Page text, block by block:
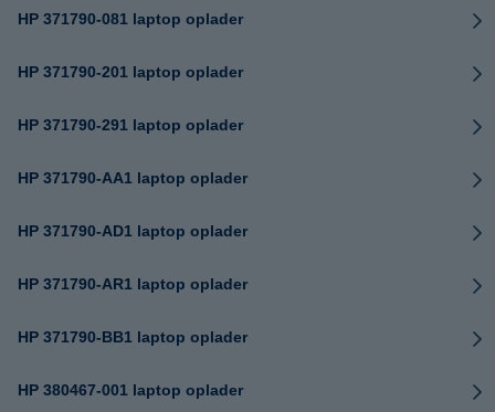
HP 371790-081 laptop oplader
HP 371790-201 laptop oplader
HP 371790-291 laptop oplader
HP 371790-AA1 laptop oplader
HP 371790-AD1 laptop oplader
HP 371790-AR1 laptop oplader
HP 371790-BB1 laptop oplader
HP 380467-001 laptop oplader